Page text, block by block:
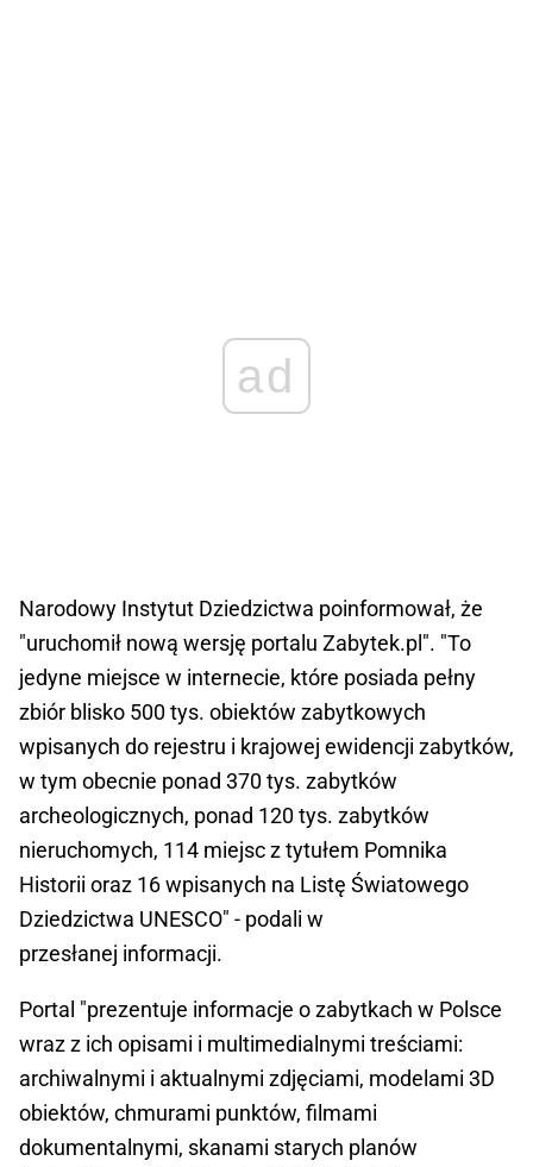
ad
Narodowy Instytut Dziedzictwa poinformował, że
"uruchomił nową wersję portalu Zabytek.pl". "To
jedyne miejsce w internecie, które posiada pełny
zbiór blisko 500 tys. obiektów zabytkowych
wpisanych do rejestru i krajowej ewidencji zabytków,
w tym obecnie ponad 370 tys. zabytków
archeologicznych, ponad 120 tys. zabytków
nieruchomych, 114 miejsc z tytułem Pomnika
Historii oraz 16 wpisanych na Listę Światowego
Dziedzictwa UNESCO" - podali w
przesłanej informacji.
Portal "prezentuje informacje o zabytkach w Polsce
wraz z ich opisami i multimedialnymi treściami:
archiwalnymi i aktualnymi zdjęciami, modelami 3D
obiektów, chmurami punktów, filmami
dokumentalnymi, skanami starych planów